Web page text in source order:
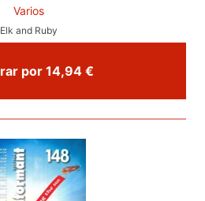
Varios
Elk and Ruby
Comprar por 14,94 €